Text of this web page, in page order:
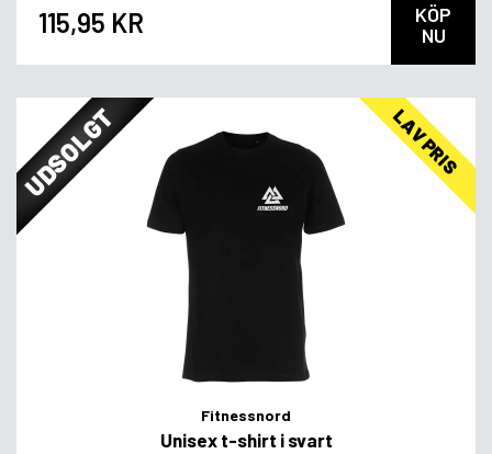
115,95 KR
KÖP
NU
UDSOLGT LAV PRIS
Fitnessnord
Unisex t-shirt i svart